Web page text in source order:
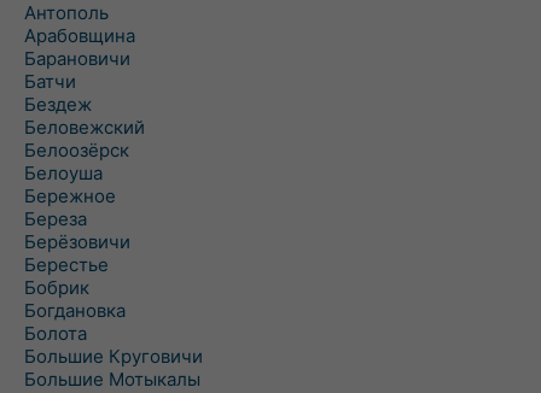
Антополь
Арабовщина
Барановичи
Батчи
Бездеж
Беловежский
Белоозёрск
Белоуша
Бережное
Береза
Берёзовичи
Берестье
Бобрик
Богдановка
Болота
Большие Круговичи
Большие Мотыкалы